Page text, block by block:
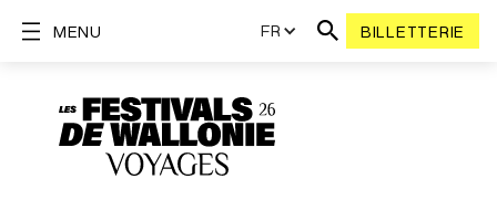
FR BILLETTERIE
MENU